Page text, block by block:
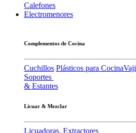
Calefones
Electromenores
Complementos de Cocina
Cuchillos Plásticos para Cocina
Soportes
& Estantes
Licuar & Mezclar
Licuadoras, Extractores